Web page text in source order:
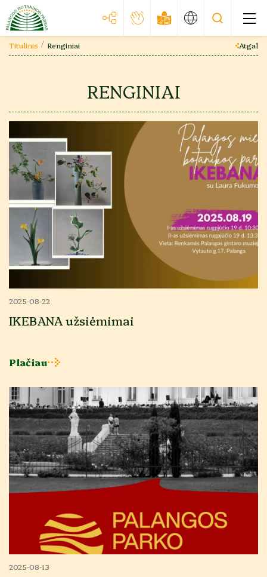
Struktūra
Pareigybės, į kurias pretenduojant turi būti
surinkta informacija
Titulinis Renginiai Atgal
RENGINIAI
2025-08-22
IKEBANA užsiėmimai
Plačiau
2025-08-13